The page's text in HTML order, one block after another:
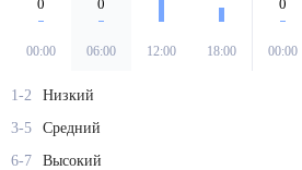
0
00:00
0
06:00 12:00 18:00
0
00:00
1-2
Низкий
3-5
Средний
6-7
Высокий